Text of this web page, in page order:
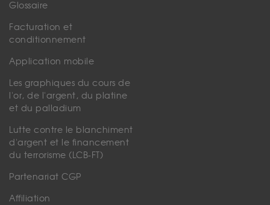
Glossaire
Facturation et
conditionnement
Application mobile
Les graphiques du cours de
l'or, de l'argent, du platine
et du palladium
Lutte contre le blanchiment
d'argent et le financement
du terrorisme (LCB-FT)
Partenariat CGP
Affiliation